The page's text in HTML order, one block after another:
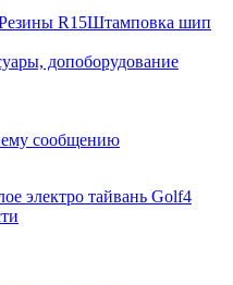
R15Штамповка шип
допоборудование
электро тайвань Golf4